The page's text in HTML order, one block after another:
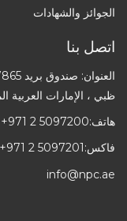
الجوائز والشهادات
اتصل بنا
ظبي ، الإمارات العربية
هاتف:+971 2 5097200
فاكس: +971 2 5097201
info@npc.ae